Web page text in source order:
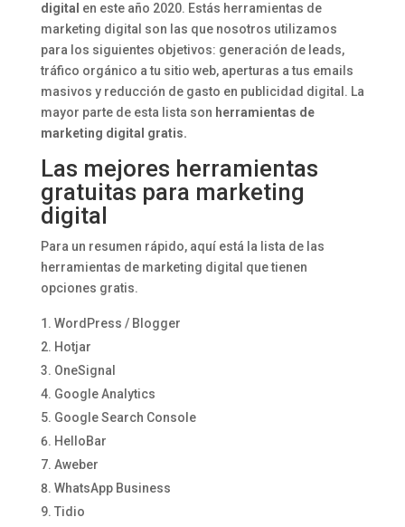
digital en este año 2020. Estás herramientas de
marketing digital son las que nosotros utilizamos
para los siguientes objetivos: generación de leads,
tráfico orgánico a tu sitio web, aperturas a tus emails
masivos y reducción de gasto en publicidad digital. La
mayor parte de esta lista son herramientas de
marketing digital gratis.
Las mejores herramientas
gratuitas para marketing
digital
Para un resumen rápido, aquí está la lista de las
herramientas de marketing digital que tienen
opciones gratis.
WordPress / Blogger
Hotjar
OneSignal
Google Analytics
Google Search Console
HelloBar
Aweber
WhatsApp Business
Tidio